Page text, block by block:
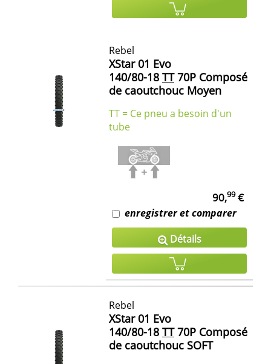
Rebel
XStar 01 Evo
140/80-18 TT70P Composé
de caoutchouc Moyen
TT = Ce pneu a besoin d'un
tube
90,99€
enregistrer et comparer
Détails
Rebel
XStar 01 Evo
140/80-18 TT70P Composé
de caoutchouc SOFT